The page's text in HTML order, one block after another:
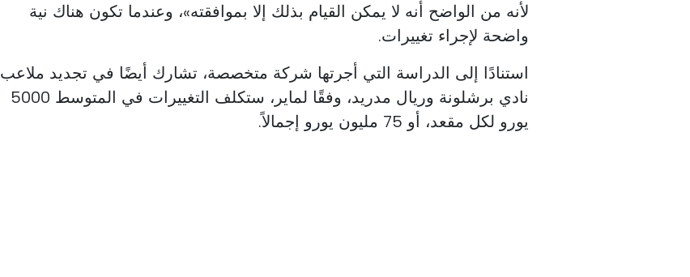
لأنه من الواضح أنه لا يمكن القيام بذلك إلا بموافقته»، وعندما تكون هناك نية
واضحة لإجراء تغييرات.
استنادًا إلى الدراسة التي أجرتها شركة متخصصة، تشارك أيضًا في تجديد ملاعب
نادي برشلونة وريال مدريد، وفقًا لماير، ستكلف التغييرات في المتوسط 5000
يورو لكل مقعد، أو 75 مليون يورو إجمالاً.